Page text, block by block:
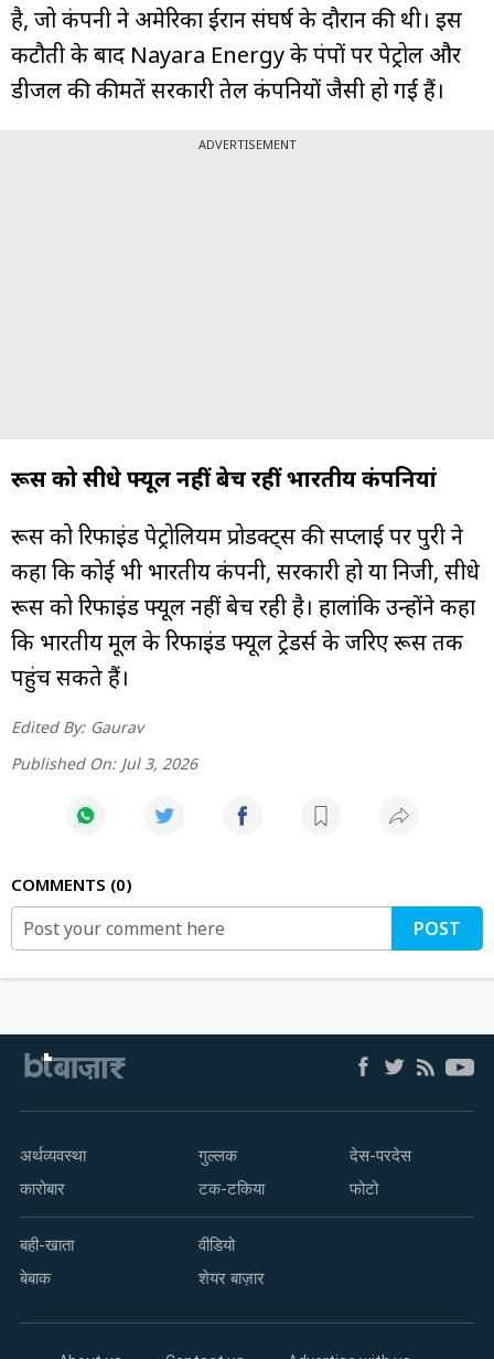
है, जो कंपनी ने अमेरिका ईरान संघर्ष के दौरान की थी। इस
कटौती के बाद Nayara Energy के पंपों पर पेट्रोल और
डीजल की कीमतें सरकारी तेल कंपनियों जैसी हो गई हैं।
ADVERTISEMENT
रूस को सीधे फ्यूल नहीं बेच रहीं भारतीय कंपनियां
रूस को रिफाइंड पेट्रोलियम प्रोडक्ट्स की सप्लाई पर पुरी ने
कहा कि कोई भी भारतीय कंपनी, सरकारी हो या निजी, सीधे
रूस को रिफाइंड फ्यूल नहीं बेच रही है। हालांकि उन्होंने कहा
कि भारतीय मूल के रिफाइंड फ्यूल ट्रेडर्स के जरिए रूस तक
पहुंच सकते हैं।
Edited By: Gaurav
Published On: Jul 3, 2026
COMMENTS 0
POST
अर्थव्यवस्था
कारोबार
गुल्लक
टक-टकिया
देस-परदेस
फोटो
बही-खाता
बेबाक
वीडियो
शेयर बाज़ार